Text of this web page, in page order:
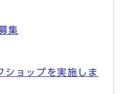
集
ショップを実施しま